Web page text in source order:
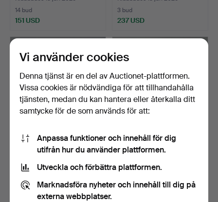
14 bud
151 USD
3 bud
237 USD
KALLE ANKA TIDNINGAR I
Klubbades 10 jun 2025
6 bud
53 USD
MUSSE PIGGS JULBOK
1939, DEN VILDA JAKTEN.
2 bud
37 USD
Vi använder cookies
Denna tjänst är en del av Auctionet-plattformen.
Vissa cookies är nödvändiga för att tillhandahålla
tjänsten, medan du kan hantera eller återkalla ditt
samtycke för de som används för att:
Anpassa funktioner och innehåll för dig
utifrån hur du använder plattformen.
Utveckla och förbättra plattformen.
Marknadsföra nyheter och innehåll till dig på
externa webbplatser.